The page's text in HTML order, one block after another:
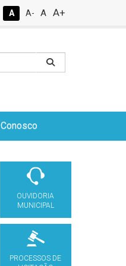
A A- A A+
OUVIDORIA
MUNICIPAL
PROCESSOS DE